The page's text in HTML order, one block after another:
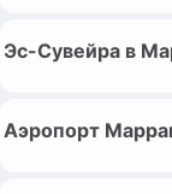
Эс-Сувейра в
Аэропорт